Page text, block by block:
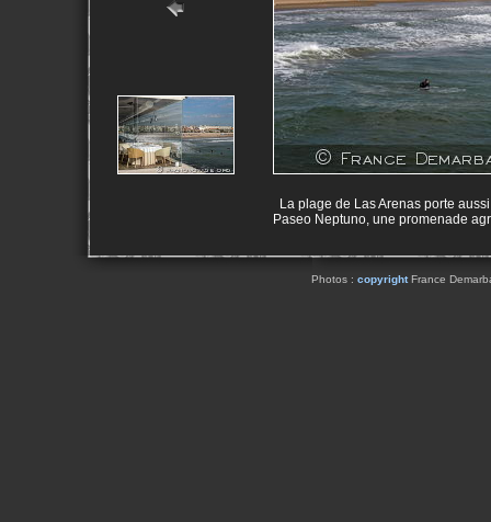
La plage de Las Arenas porte
Paseo Neptuno, une promenade
Photos : copyrightFrance